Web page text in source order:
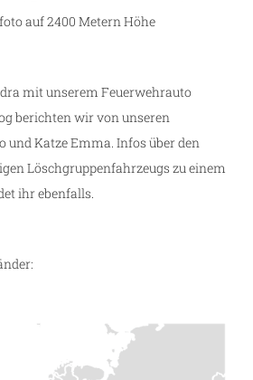
auf 2400 Metern Höhe
mit unserem Feuerwehrauto
berichten wir von unseren
Katze Emma. Infos über den
Löschgruppenfahrzeugs zu einem
ihr ebenfalls.